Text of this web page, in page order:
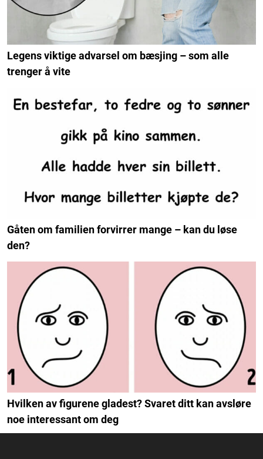
Legens viktige advarsel om bæsjing – som alle
trenger å vite
Gåten om familien forvirrer mange – kan du løse
den?
Hvilken av figurene gladest? Svaret ditt kan avsløre
noe interessant om deg